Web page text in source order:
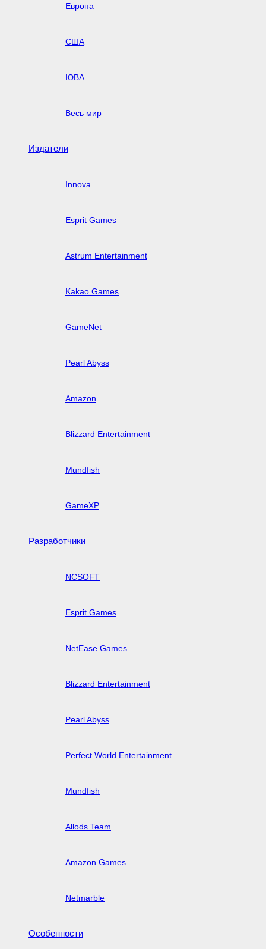
Европа
США
ЮВА
Весь мир
Издатели
Innova
Esprit Games
Astrum Entertainment
Kakao Games
GameNet
Pearl Abyss
Amazon
Blizzard Entertainment
Mundfish
GameXP
Разработчики
NCSOFT
Esprit Games
NetEase Games
Blizzard Entertainment
Pearl Abyss
Perfect World Entertainment
Mundfish
Allods Team
Amazon Games
Netmarble
Особенности